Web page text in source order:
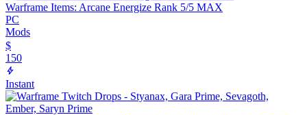
Warframe Items: Arcane Energize Rank 5/5 MAX
PC
Mods
$
150
Instant